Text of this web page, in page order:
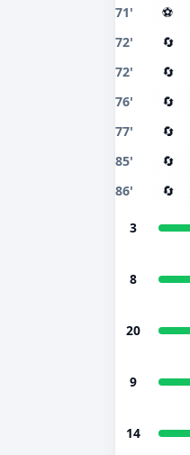
71' ⚽
72' 🔄
72' 🔄
76' 🔄
77' 🔄
85' 🔄
86' 🔄
3
8
20
9
14